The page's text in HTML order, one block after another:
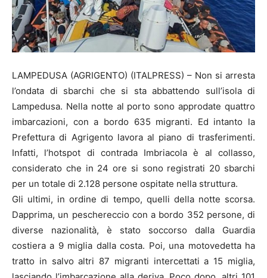
LAMPEDUSA (AGRIGENTO) (ITALPRESS) – Non si arresta
l’ondata di sbarchi che si sta abbattendo sull’isola di
Lampedusa. Nella notte al porto sono approdate quattro
imbarcazioni, con a bordo 635 migranti. Ed intanto la
Prefettura di Agrigento lavora al piano di trasferimenti.
Infatti, l’hotspot di contrada Imbriacola è al collasso,
considerato che in 24 ore si sono registrati 20 sbarchi
per un totale di 2.128 persone ospitate nella struttura.
Gli ultimi, in ordine di tempo, quelli della notte scorsa.
Dapprima, un peschereccio con a bordo 352 persone, di
diverse nazionalità, è stato soccorso dalla Guardia
costiera a 9 miglia dalla costa. Poi, una motovedetta ha
tratto in salvo altri 87 migranti intercettati a 15 miglia,